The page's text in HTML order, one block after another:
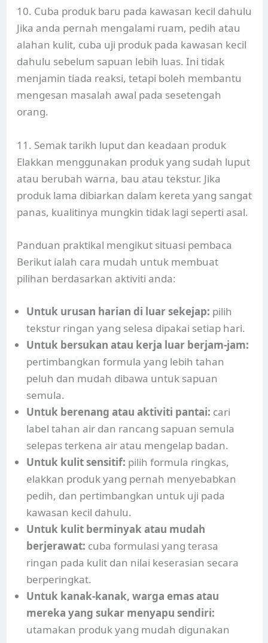
10. Cuba produk baru pada kawasan kecil dahulu
Jika anda pernah mengalami ruam, pedih atau
alahan kulit, cuba uji produk pada kawasan kecil
dahulu sebelum sapuan lebih luas. Ini tidak
menjamin tiada reaksi, tetapi boleh membantu
mengesan masalah awal pada sesetengah
orang.
11. Semak tarikh luput dan keadaan produk
Elakkan menggunakan produk yang sudah luput
atau berubah warna, bau atau tekstur. Jika
produk lama dibiarkan dalam kereta yang sangat
panas, kualitinya mungkin tidak lagi seperti asal.
Panduan praktikal mengikut situasi pembaca
Berikut ialah cara mudah untuk membuat
pilihan berdasarkan aktiviti anda:
Untuk urusan harian di luar sekejap: pilih
tekstur ringan yang selesa dipakai setiap hari.
Untuk bersukan atau kerja luar berjam-jam:
pertimbangkan formula yang lebih tahan
peluh dan mudah dibawa untuk sapuan
semula.
Untuk berenang atau aktiviti pantai: cari
label tahan air dan rancang sapuan semula
selepas terkena air atau mengelap badan.
Untuk kulit sensitif: pilih formula ringkas,
elakkan produk yang pernah menyebabkan
pedih, dan pertimbangkan untuk uji pada
kawasan kecil dahulu.
Untuk kulit berminyak atau mudah
berjerawat: cuba formulasi yang terasa
ringan pada kulit dan nilai keserasian secara
berperingkat.
Untuk kanak-kanak, warga emas atau
mereka yang sukar menyapu sendiri:
utamakan produk yang mudah digunakan